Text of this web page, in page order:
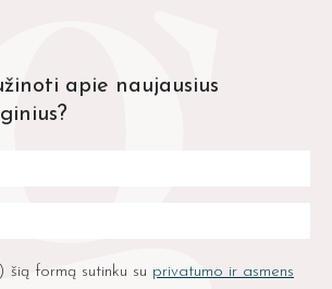
apie naujausius
šią formą sutinku su privatumo ir asmens